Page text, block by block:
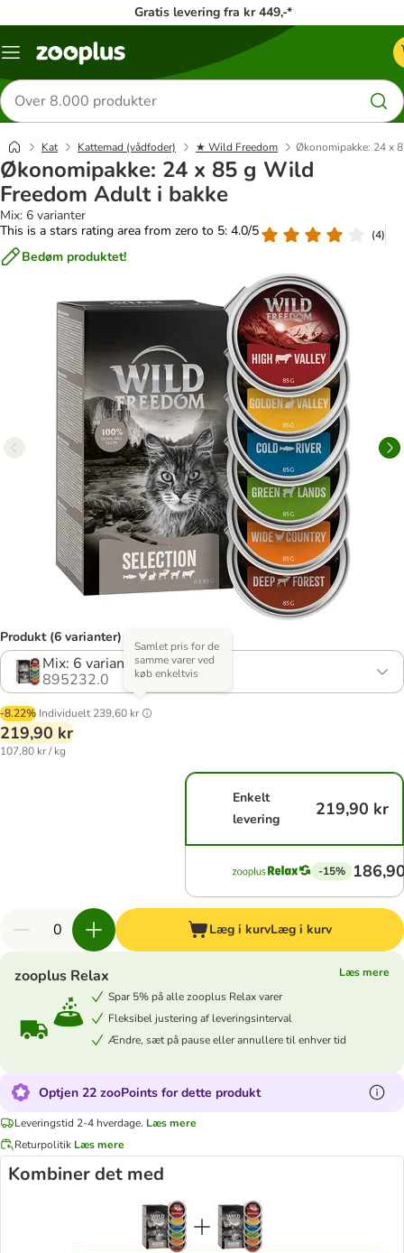
Gratis levering fra kr 449,-*
Menu
Søg
efter
produkter
Kat Kattemad (vådfoder) ★ Wild Freedom Økonomipakke: 24 x
Økonomipakke: 24 x 85 g Wild
Freedom Adult i bakke
Mix: 6 varianter
This is a stars rating area from zero to 5: 4.0/5
(4)
Bedøm produktet!
Produkt (6 varianter)
Mix: 6 varianter
895232.0
-8.22% Individuelt 239,60 kr
Samlet pris for de
samme varer ved
køb enkeltvis
219,90 kr
107,80 kr / kg
Enkelt
levering
219,90 kr
-15%
Læg i kurvLæg i kurv
zooplus Relax
Læs mere
Spar 5% på alle zooplus Relax varer
Fleksibel justering af leveringsinterval
Ændre, sæt på pause eller annullere til enhver tid
Optjen 22 zooPoints for dette produkt
Leveringstid 2-4 hverdage. Læs mere
Returpolitik Læs mere
Kombiner det med